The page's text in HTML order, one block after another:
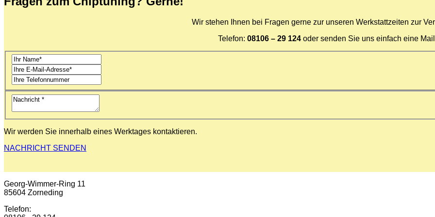
Wir stehen Ihnen bei Fragen gerne zur unseren Werkstattzeiten zur
Telefon: 08106 – 29 124oder senden Sie uns einfach eine Mail
Wir werden Sie innerhalb eines Werktages kontaktieren.
NACHRICHT SENDEN
Georg-Wimmer-Ring 11
85604 Zorneding
Telefon: